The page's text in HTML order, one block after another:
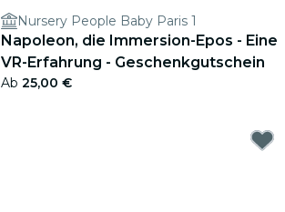
Nursery People Baby Paris 1
Napoleon, die Immersion-Epos - Eine
VR-Erfahrung - Geschenkgutschein
Ab 25,00 €